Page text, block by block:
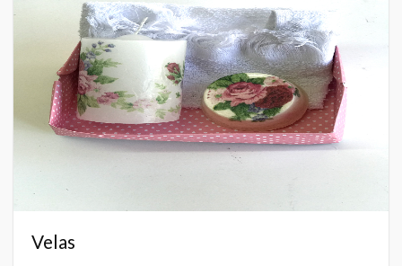
Velas